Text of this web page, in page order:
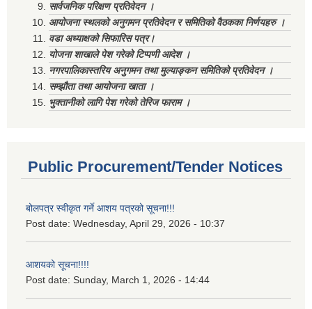
सार्वजनिक परिक्षण प्रतिवेदन ।
आयोजना स्थलको अनुगमन प्रतिवेदन र समितिको वैठकका निर्णयहरु ।
वडा अध्याक्षको सिफारिस पत्र।
योजना शाखाले पेश गरेको टिप्पणी आदेश ।
नगरपालिकास्तरिय अनुगमन तथा मुल्याङ्कन समितिको प्रतिवेदन ।
सम्झौता तथा आयोजना खाता ।
भुक्तानीको लागि पेश गरेको तेरिज फाराम ।
Public Procurement/Tender Notices
बोलपत्र स्वीकृत गर्ने आशय पत्रको सूचना!!!
Post date: Wednesday, April 29, 2026 - 10:37
आशयको सूचना!!!!
Post date: Sunday, March 1, 2026 - 14:44